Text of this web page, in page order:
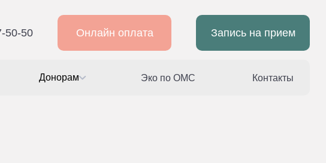
50-50 Онлайн оплата Запись на прием
Донорам Эко по ОМС Контакты